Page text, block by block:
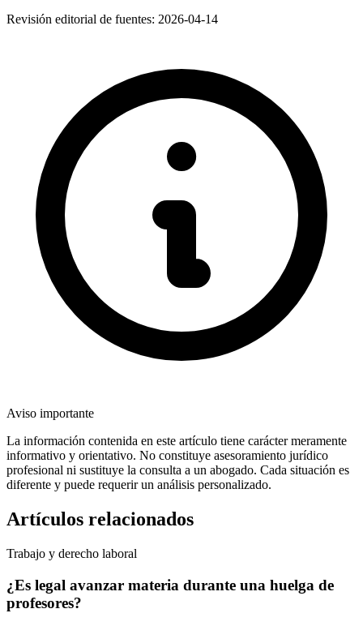
Revisión editorial de fuentes: 2026-04-14
Aviso importante
La información contenida en este artículo tiene carácter meramente
informativo y orientativo. No constituye asesoramiento jurídico
profesional ni sustituye la consulta a un abogado. Cada situación es
diferente y puede requerir un análisis personalizado.
Artículos relacionados
Trabajo y derecho laboral
¿Es legal avanzar materia durante una huelga de
profesores?